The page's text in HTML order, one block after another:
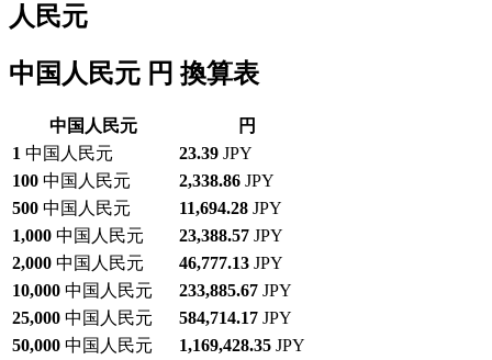
人民元
中国人民元 円 換算表
中国人民元
円
1 中国人民元 23.39 JPY
100 中国人民元 2,338.86 JPY
500 中国人民元 11,694.28 JPY
1,000 中国人民元 23,388.57 JPY
2,000 中国人民元 46,777.13 JPY
10,000 中国人民元 233,885.67 JPY
25,000 中国人民元 584,714.17 JPY
50,000 中国人民元 1,169,428.35 JPY